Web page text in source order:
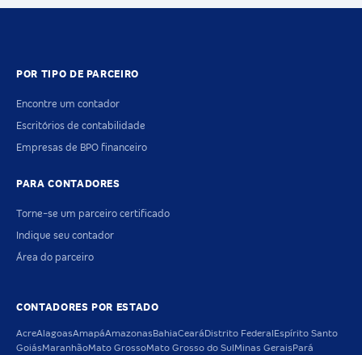
POR TIPO DE PARCEIRO
Encontre um contador
Escritórios de contabilidade
Empresas de BPO financeiro
PARA CONTADORES
Torne-se um parceiro certificado
Indique seu contador
Área do parceiro
CONTADORES POR ESTADO
AcreAlagoasAmapáAmazonas BahiaCeará Distrito Federal Espírito Santo
GoiásMaranhãoMato GrossoMato Grosso do Sul Minas Gerais Pará